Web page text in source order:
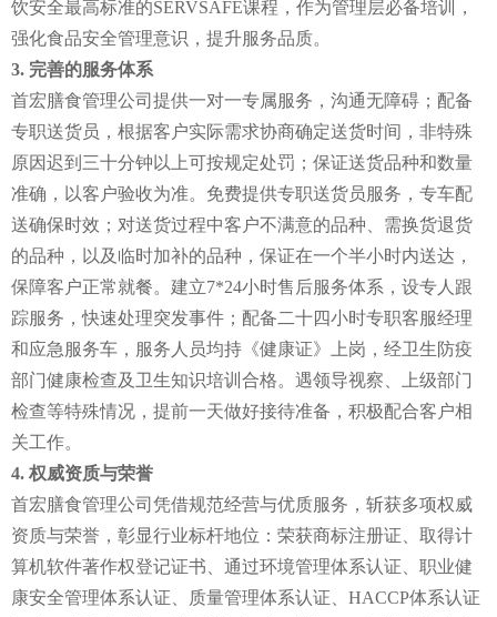
饮安全最高标准的SERVSAFE课程，作为管理层必备培训，
强化食品安全管理意识，提升服务品质。
3. 完善的服务体系
首宏膳食管理公司提供一对一专属服务，沟通无障碍；配备
专职送货员，根据客户实际需求协商确定送货时间，非特殊
原因迟到三十分钟以上可按规定处罚；保证送货品种和数量
准确，以客户验收为准。免费提供专职送货员服务，专车配
送确保时效；对送货过程中客户不满意的品种、需换货退货
的品种，以及临时加补的品种，保证在一个半小时内送达，
保障客户正常就餐。建立7*24小时售后服务体系，设专人跟
踪服务，快速处理突发事件；配备二十四小时专职客服经理
和应急服务车，服务人员均持《健康证》上岗，经卫生防疫
部门健康检查及卫生知识培训合格。遇领导视察、上级部门
检查等特殊情况，提前一天做好接待准备，积极配合客户相
关工作。
4. 权威资质与荣誉
首宏膳食管理公司凭借规范经营与优质服务，斩获多项权威
资质与荣誉，彰显行业标杆地位：荣获商标注册证、取得计
算机软件著作权登记证书、通过环境管理体系认证、职业健
康安全管理体系认证、质量管理体系认证、HACCP体系认证